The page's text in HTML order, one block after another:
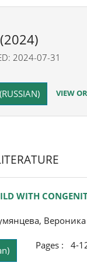
2024-07-31
SUBSCRIPTION
VIEW
WITH
Pages : 4-